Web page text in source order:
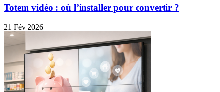
Totem vidéo : où l’installer pour convertir ?
21 Fév 2026